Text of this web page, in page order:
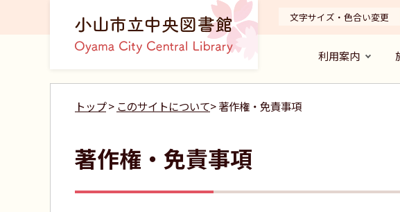
文字サイズ・色合い変更
利用案内
トップ> このサイトについて> 著作権・免責事項
著作権・免責事項